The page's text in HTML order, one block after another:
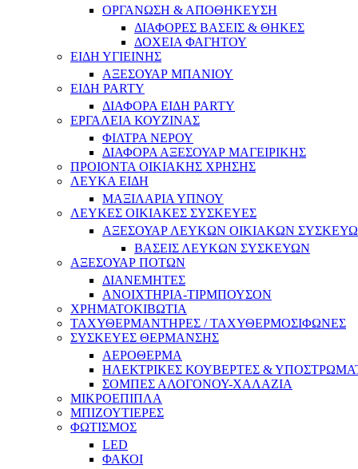
ΟΡΓΑΝΩΣΗ & ΑΠΟΘΗΚΕΥΣΗ
ΔΙΑΦΟΡΕΣ ΒΑΣΕΙΣ & ΘΗΚΕΣ
ΔΟΧΕΙΑ ΦΑΓΗΤΟΥ
ΕΙΔΗ ΥΓΙΕΙΝΗΣ
ΑΞΕΣΟΥΑΡ ΜΠΑΝΙΟΥ
ΕΙΔΗ PARTY
ΔΙΑΦΟΡΑ ΕΙΔΗ PARTY
ΕΡΓΑΛΕΙΑ ΚΟΥΖΙΝΑΣ
ΦΙΛΤΡΑ ΝΕΡΟΥ
ΔΙΑΦΟΡΑ ΑΞΕΣΟΥΑΡ ΜΑΓΕΙΡΙΚΗΣ
ΠΡΟΙΟΝΤΑ ΟΙΚΙΑΚΗΣ ΧΡΗΣΗΣ
ΛΕΥΚΑ ΕΙΔΗ
ΜΑΞΙΛΑΡΙΑ ΥΠΝΟΥ
ΛΕΥΚΕΣ ΟΙΚΙΑΚΕΣ ΣΥΣΚΕΥΕΣ
ΑΞΕΣΟΥΑΡ ΛΕΥΚΩΝ ΟΙΚΙΑΚΩΝ
ΒΑΣΕΙΣ ΛΕΥΚΩΝ ΣΥΣΚΕΥΩΝ
ΑΞΕΣΟΥΑΡ ΠΟΤΩΝ
ΔΙΑΝΕΜΗΤΕΣ
ΑΝΟΙΧΤΗΡΙΑ-ΤΙΡΜΠΟΥΣΟΝ
ΧΡΗΜΑΤΟΚΙΒΩΤΙΑ
ΤΑΧΥΘΕΡΜΑΝΤΗΡΕΣ / ΤΑΧΥΘΕΡΜΟΣΙΦΩΝΕΣ
ΣΥΣΚΕΥΕΣ ΘΕΡΜΑΝΣΗΣ
ΑΕΡΟΘΕΡΜΑ
ΗΛΕΚΤΡΙΚΕΣ ΚΟΥΒΕΡΤΕΣ &
ΣΟΜΠΕΣ ΑΛΟΓΟΝΟΥ-ΧΑΛΑΖΙΑ
ΜΙΚΡΟΕΠΙΠΛΑ
ΜΠΙΖΟΥΤΙΕΡΕΣ
ΦΩΤΙΣΜΟΣ
LED
ΦΑΚΟΙ